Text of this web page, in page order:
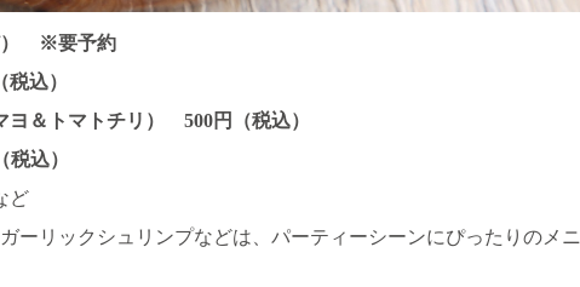
） ※要予約
込）
ヨ＆トマトチリ） 500円（税込）
込）
ど
ーリックシュリンプなどは、パーティーシーンにぴったりのメニ